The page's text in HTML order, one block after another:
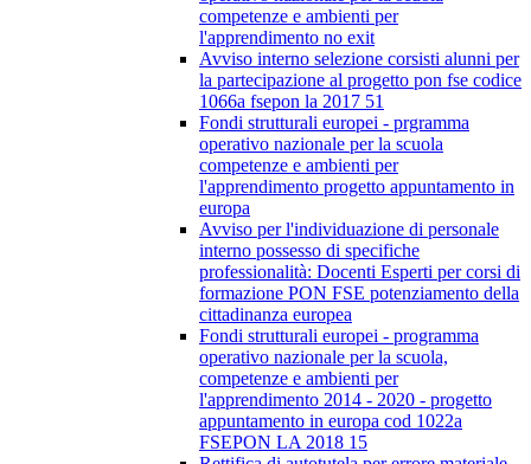
competenze e ambienti per
l'apprendimento no exit
Avviso interno selezione corsisti alunni per
la partecipazione al progetto pon fse codice
1066a fsepon la 2017 51
Fondi strutturali europei - prgramma
operativo nazionale per la scuola
competenze e ambienti per
l'apprendimento progetto appuntamento in
europa
Avviso per l'individuazione di personale
interno possesso di specifiche
professionalità: Docenti Esperti per corsi di
formazione PON FSE potenziamento della
cittadinanza europea
Fondi strutturali europei - programma
operativo nazionale per la scuola,
competenze e ambienti per
l'apprendimento 2014 - 2020 - progetto
appuntamento in europa cod 1022a
FSEPON LA 2018 15